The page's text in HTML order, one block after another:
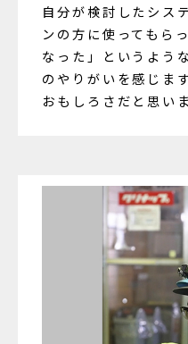
自分が検討したシス
ンの方に使ってもら
なった」というよう
のやりがいを感じま
おもしろさだと思いま